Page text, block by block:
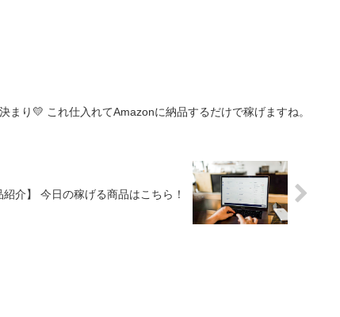
まり💛 これ仕入れてAmazonに納品するだけで稼げますね。
介】 今日の稼げる商品はこちら！